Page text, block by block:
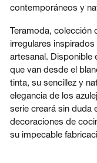
contemporáneos y
Teramoda, colección
irregulares
artesanal. Disponible
que van desde el
tinta, su sencillez y
elegancia de los
serie creará sin duda
decoraciones de
su impecable